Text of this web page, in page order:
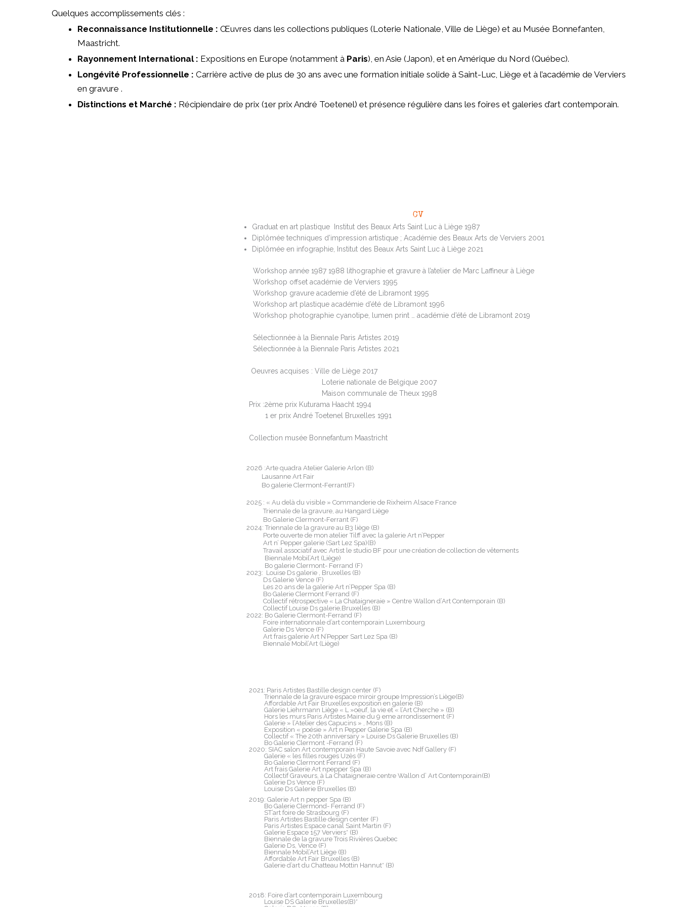
Quelques accomplissements clés :
Reconnaissance Institutionnelle : Œuvres dans les collections publiques (Loterie Nationale, Ville de Liège) et au Musée Bonnefanten,
Maastricht.
Rayonnement International : Expositions en Europe (notamment à Paris), en Asie (Japon), et en Amérique du Nord (Québec).
Longévité Professionnelle : Carrière active de plus de 30 ans avec une formation initiale solide à Saint-Luc, Liège et à l’académie de Verviers
en gravure .
Distinctions et Marché : Récipiendaire de prix (1er prix André Toetenel) et présence régulière dans les foires et galeries d’art contemporain.
CV
Graduat en art plastique Institut des Beaux Arts Saint Luc à Liège 1987
Diplômée techniques d’impression artistique ; Académie des Beaux Arts de Verviers 2001
Diplômée en infographie, Institut des Beaux Arts Saint Luc à Liège 2021
Workshop année 1987 1988 lithographie et gravure à l’atelier de Marc Laffineur à Liège
Workshop offset académie de Verviers 1995
Workshop gravure academie d’été de Libramont 1995
Workshop art plastique académie d’été de Libramont 1996
Workshop photographie cyanotipe, lumen print … académie d’été de Libramont 2019
Sélectionnée à la Biennale Paris Artistes 2019
Sélectionnée à la Biennale Paris Artistes 2021
Oeuvres acquises : Ville de Liège 2017
Loterie nationale de Belgique 2007
Maison communale de Theux 1998
Prix :2ème prix Kuturama Haacht 1994
1 er prix André Toetenel Bruxelles 1991
Collection musée Bonnefantum Maastricht
2026 :Arte quadra Atelier Galerie Arlon (B)
Lausanne Art Fair
Bo galerie Clermont-Ferrant(F)
2025 : « Au delà du visible » Commanderie de Rixheim Alsace France
Triennale de la gravure, au Hangard Liège
Bo Galerie Clermont-Ferrant (F)
2024: Triennale de la gravure au B3 liège (B)
Porte ouverte de mon atelier Tilff avec la galerie Art n’Pepper
Art n’ Pepper galerie (Sart Lez Spa)(B)
Travail associatif avec Artist le studio BF pour une création de collection de vêtements
Biennale Mobil’Art (Liège)
Bo galerie Clermont- Ferrand (F)
2023: Louise Ds galerie , Bruxelles (B)
Ds Galerie Vence (F)
Les 20 ans de la galerie Art n’Pepper Spa (B)
Bo Galerie Clermont Ferrand (F)
Collectif rétrospective « La Chataigneraie » Centre Wallon d’Art Contemporain (B)
Collectif Louise Ds galerie,Bruxelles (B)
2022: Bo Galerie Clermont-Ferrand (F)
Foire internationnale d’art contemporain Luxembourg
Galerie Ds Vence (F)
Art frais galerie Art N’Pepper Sart Lez Spa (B)
Biennale Mobil’Art (Liège)
2021: Paris Artistes Bastille design center (F)
Triennale de la gravure espace miroir groupe Impression’s Liège(B)
Affordable Art Fair Bruxelles exposition en galerie (B)
Galerie Liehrmann Liège « L »oeuf, la vie et « l’Art Cherche » (B)
Hors les murs Paris Artistes Mairie du 9 eme arrondissement (F)
Galerie » l’Atelier des Capucins » , Mons (B)
Exposition « poésie » Art n Pepper Galerie Spa (B)
Collectif « The 20th anniversary » Louise Ds Galerie Bruxelles (B)
Bo Galerie Clermont -Ferrand (F)
2020: SIAC salon Art contemporain Haute Savoie avec Ndf Gallery (F)
Galerie « les filles rouges Uzès (F)
Bo Galerie Clermont Ferrand (F)
Art frais Galerie Art npepper Spa (B)
Collectif Graveurs, à La Chataigneraie centre Wallon d’ Art Contemporain(B)
Galerie Ds Vence (F)
Louise Ds Galerie Bruxelles (B)
2019: Galerie Art n pepper Spa (B)
Bo Galerie Clermond- Ferrand (F)
ST’art foire de Strasbourg (F)
Paris Artistes Bastille design center (F)
Paris Artistes Espace canal Saint Martin (F)
Galerie Espace 157 Verviers* (B)
Biennale de la gravure Trois Rivières Quebec
Galerie Ds, Vence (F)
Biennale Mobil’Art Liège (B)
Affordable Art Fair Bruxelles (B)
Galerie d’art du Chatteau Mottin Hannut* (B)
2018: Foire d’art contemporain Luxembourg
Louise DS Galerie Bruxelles(B)*